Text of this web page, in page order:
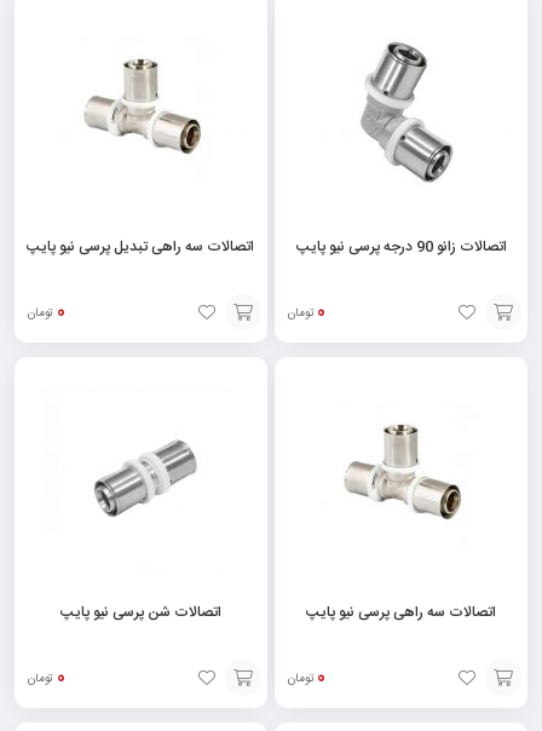
اتصالات زانو 90 درجه پرسی نیو پایپ
0 تومان
انتخاب
اتصالات سه راهی تبدیل پرسی نیو پایپ
0 تومان
انتخاب
اتصالات سه راهی پرسی نیو پایپ
0 تومان
انتخاب
اتصالات شن پرسی نیو پایپ
0 تومان
انتخاب